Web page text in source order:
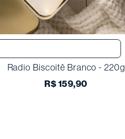
Radio Biscoitê Branco - 220g
R$159,90